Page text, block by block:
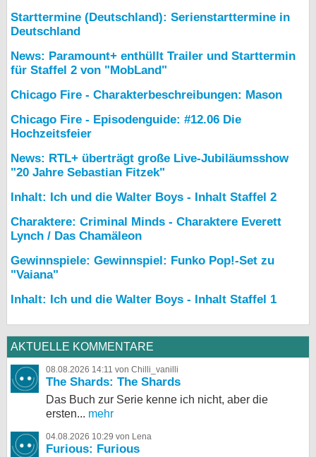
Starttermine (Deutschland): Serienstarttermine in
Deutschland
News: Paramount+ enthüllt Trailer und Starttermin
für Staffel 2 von "MobLand"
Chicago Fire - Charakterbeschreibungen: Mason
Chicago Fire - Episodenguide: #12.06 Die
Hochzeitsfeier
News: RTL+ überträgt große Live-Jubiläumsshow
"20 Jahre Sebastian Fitzek"
Inhalt: Ich und die Walter Boys - Inhalt Staffel 2
Charaktere: Criminal Minds - Charaktere Everett
Lynch / Das Chamäleon
Gewinnspiele: Gewinnspiel: Funko Pop!-Set zu
"Vaiana"
Inhalt: Ich und die Walter Boys - Inhalt Staffel 1
AKTUELLE KOMMENTARE
08.08.2026 14:11 von Chilli_vanilli
The Shards: The Shards
Das Buch zur Serie kenne ich nicht, aber die
ersten... mehr
04.08.2026 10:29 von Lena
Furious: Furious